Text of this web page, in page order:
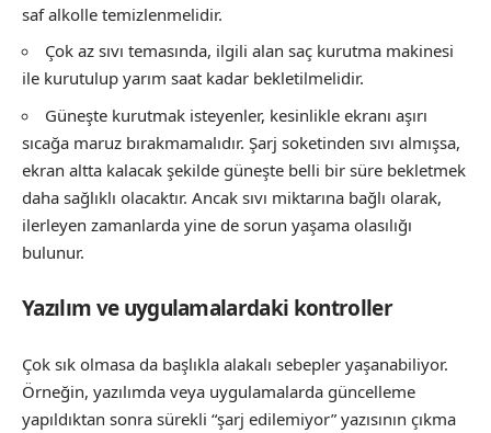
saf alkolle temizlenmelidir.
Çok az sıvı temasında, ilgili alan saç kurutma makinesi
ile kurutulup yarım saat kadar bekletilmelidir.
Güneşte kurutmak isteyenler, kesinlikle ekranı aşırı
sıcağa maruz bırakmamalıdır. Şarj soketinden sıvı almışsa,
ekran altta kalacak şekilde güneşte belli bir süre bekletmek
daha sağlıklı olacaktır. Ancak sıvı miktarına bağlı olarak,
ilerleyen zamanlarda yine de sorun yaşama olasılığı
bulunur.
Yazılım ve uygulamalardaki kontroller
Çok sık olmasa da başlıkla alakalı sebepler yaşanabiliyor.
Örneğin, yazılımda veya uygulamalarda güncelleme
yapıldıktan sonra sürekli “şarj edilemiyor” yazısının çıkma